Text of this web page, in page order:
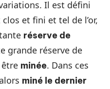
Il est défini
et fini et tel de l’or,
réserve de
grande réserve de
minée. Dans ces
miné le dernier